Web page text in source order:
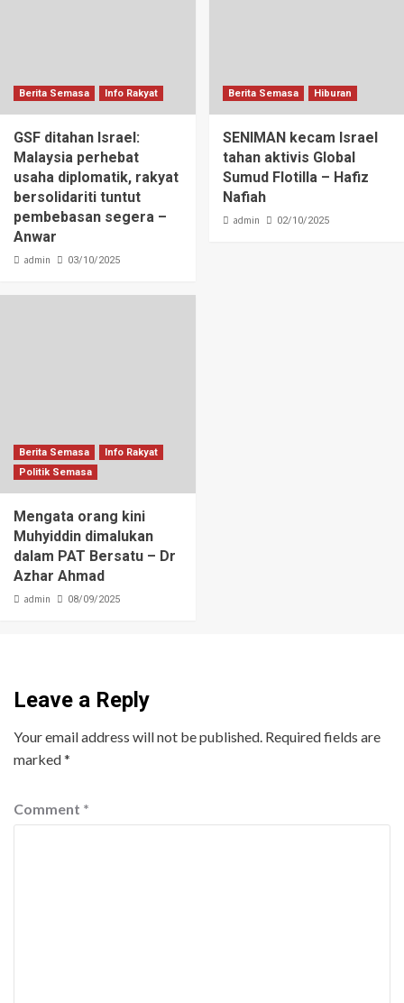
Berita Semasa Info Rakyat
GSF ditahan Israel:
Malaysia perhebat
usaha diplomatik, rakyat
bersolidariti tuntut
pembebasan segera –
Anwar
admin 03/10/2025
Berita Semasa Hiburan
SENIMAN kecam Israel
tahan aktivis Global
Sumud Flotilla – Hafiz
Nafiah
admin 02/10/2025
Berita Semasa
Info Rakyat
Politik Semasa
Mengata orang kini
Muhyiddin dimalukan
dalam PAT Bersatu – Dr
Azhar Ahmad
admin 08/09/2025
Leave a Reply
Your email address will not be published. Required fields are
marked*
Comment *